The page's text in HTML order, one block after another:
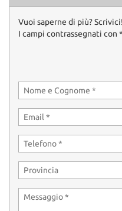
Vuoi saperne di più? Scrivici!
I campi contrassegnati con